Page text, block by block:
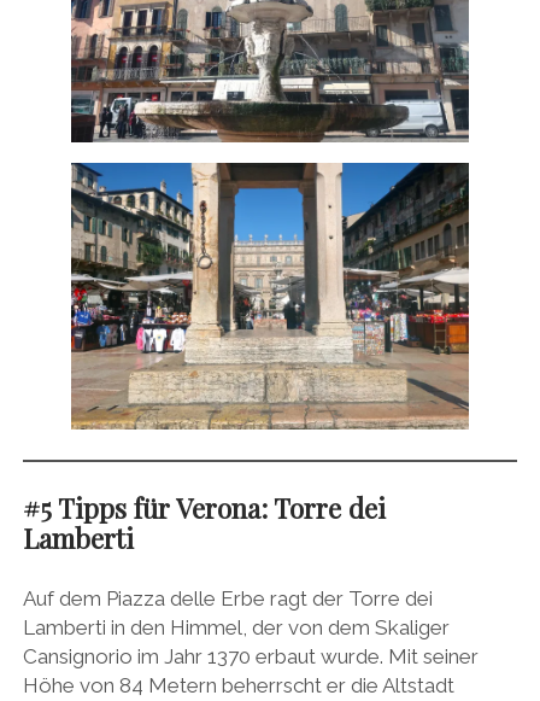
#5 Tipps für Verona: Torre dei
Lamberti
Auf dem Piazza delle Erbe ragt der Torre dei
Lamberti in den Himmel, der von dem Skaliger
Cansignorio im Jahr 1370 erbaut wurde. Mit seiner
Höhe von 84 Metern beherrscht er die Altstadt